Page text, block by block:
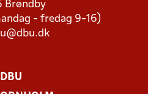
Brøndby
- fredag 9-16)
DBU